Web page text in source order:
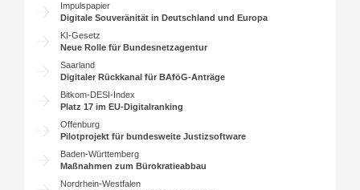
Impulspapier
Digitale Souveränität in Deutschland und Europa
KI-Gesetz
Neue Rolle für Bundesnetzagentur
Saarland
Digitaler Rückkanal für BAföG-Anträge
Bitkom-DESI-Index
Platz 17 im EU-Digitalranking
Offenburg
Pilotprojekt für bundesweite Justizsoftware
Baden-Württemberg
Maßnahmen zum Bürokratieabbau
Nordrhein-Westfalen